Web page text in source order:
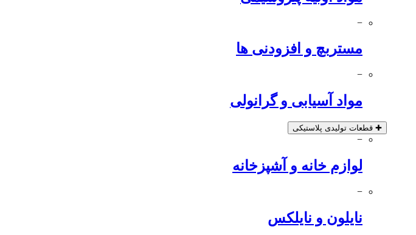
−
مستربچ و افزودنی ها
−
مواد آسیابی و گرانولی
✚ قطعات تولیدی پلاستیکی
−
لوازم خانه و آشپزخانه
−
نایلون و نایلکس